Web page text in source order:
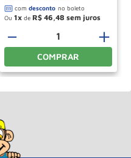
Ou 1 de R$ 46,48
＋
－
COMPRAR